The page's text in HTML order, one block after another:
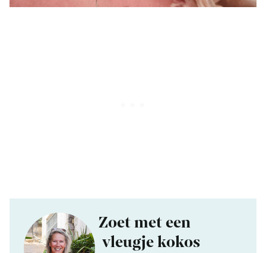
Zoet met een
vleugje kokos